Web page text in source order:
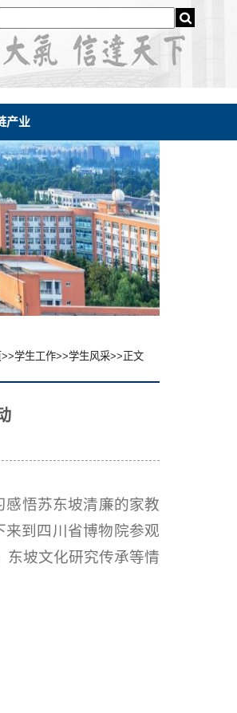
产业
>>学生工作>>学生风采>> 正文
悟苏东坡清廉的家教
到四川省博物院参观
坡文化研究传承等情